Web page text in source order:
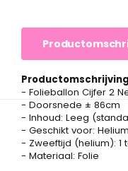
Productomschrijving
- Folieballon Cijfer 2
- Doorsnede ± 86cm
- Inhoud: Leeg
- Geschikt voor:
- Zweeftijd (helium): 1
- Materiaal: Folie